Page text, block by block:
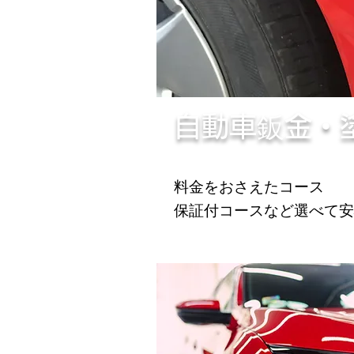
料金をおさえたコース
保証付コースなど選べて
自動車鈑金・